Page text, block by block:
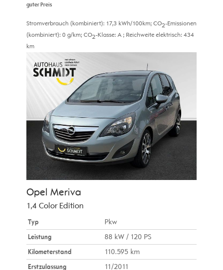
guter Preis
Stromverbrauch (kombiniert): 17,3 kWh/100km; CO2-Emissionen
(kombiniert): 0 g/km; CO2-Klasse: A ; Reichweite elektrisch: 434
km
Opel Meriva
1,4 Color Edition
Typ
Pkw
Leistung
88 kW / 120 PS
Kilometerstand
110.595 km
Erstzulassung
11/2011